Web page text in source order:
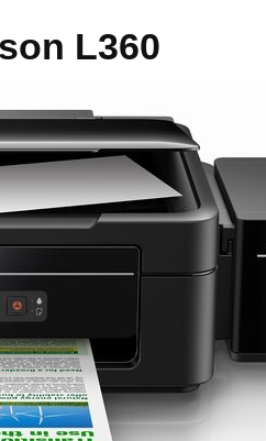
L360